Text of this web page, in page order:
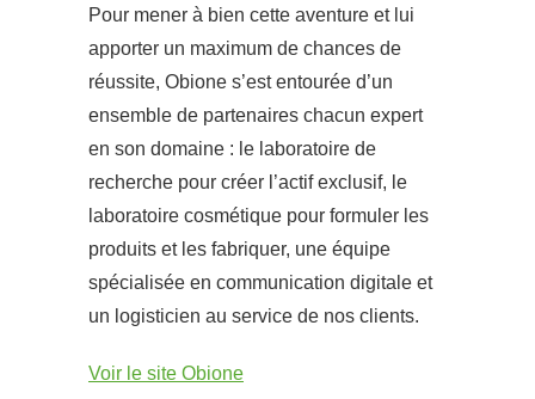
Pour mener à bien cette aventure et lui
apporter un maximum de chances de
réussite, Obione s’est entourée d’un
ensemble de partenaires chacun expert
en son domaine : le laboratoire de
recherche pour créer l’actif exclusif, le
laboratoire cosmétique pour formuler les
produits et les fabriquer, une équipe
spécialisée en communication digitale et
un logisticien au service de nos clients.
Voir le site Obione